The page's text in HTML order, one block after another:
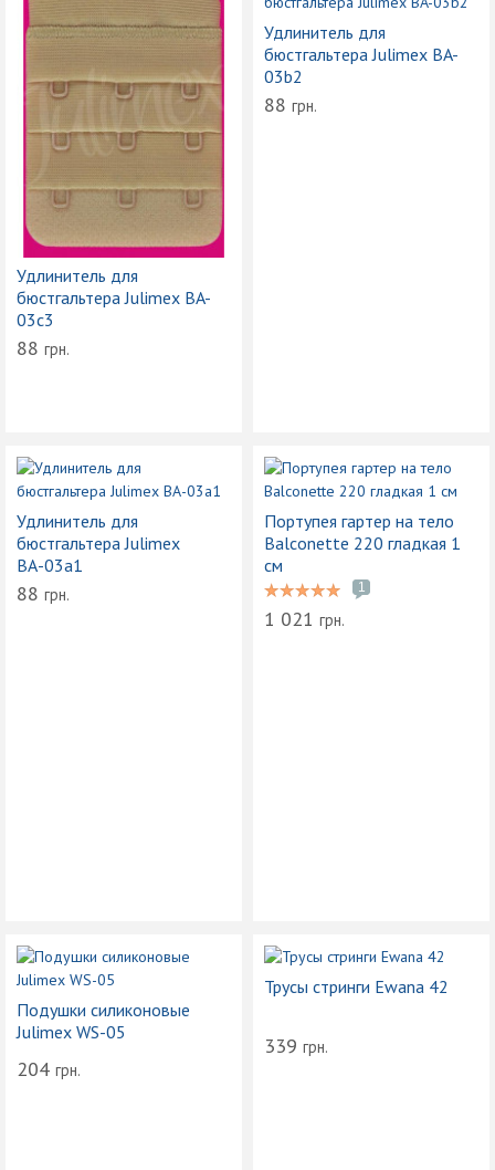
Удлинитель для
бюстгальтера Julimex BA-
03c3
88 грн.
Удлинитель для
бюстгальтера Julimex BA-
03b2
88 грн.
Удлинитель для
бюстгальтера Julimex
ВА-03a1
88 грн.
Портупея гартер на тело
Balconette 220 гладкая 1
см
1
1 021 грн.
Подушки силиконовые
Julimex WS-05
204 грн.
Трусы стринги Ewana 42
339 грн.